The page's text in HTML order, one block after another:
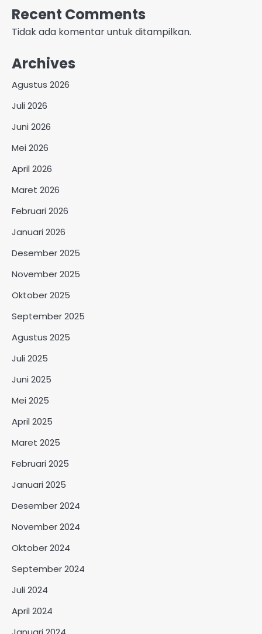
Recent Comments
Tidak ada komentar untuk ditampilkan.
Archives
Agustus 2026
Juli 2026
Juni 2026
Mei 2026
April 2026
Maret 2026
Februari 2026
Januari 2026
Desember 2025
November 2025
Oktober 2025
September 2025
Agustus 2025
Juli 2025
Juni 2025
Mei 2025
April 2025
Maret 2025
Februari 2025
Januari 2025
Desember 2024
November 2024
Oktober 2024
September 2024
Juli 2024
April 2024